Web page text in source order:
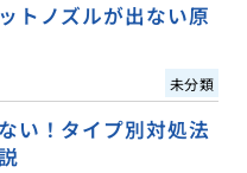
トノズルが出ない原
未分類
い！タイプ別対処法